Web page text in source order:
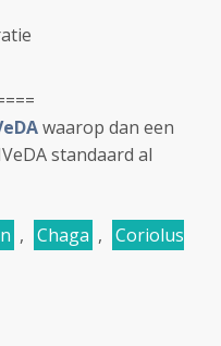
waarop dan een
standaard al
, Chaga , Coriolus